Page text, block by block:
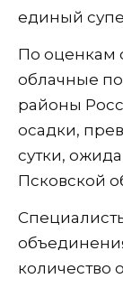
единый
По оценкам
облачные
районы
осадки,
сутки,
Псковской
количество